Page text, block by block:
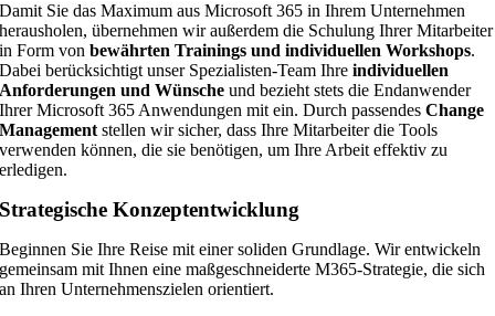
Damit Sie das Maximum aus Microsoft 365 in Ihrem Unternehmen
herausholen, übernehmen wir außerdem die Schulung Ihrer Mitarbeiter
in Form vonbewährten Trainings und individuellen Workshops.
Dabei berücksichtigt unser Spezialisten-Team Ihreindividuellen
Anforderungen und Wünsche und bezieht stets die Endanwender
Ihrer Microsoft 365 Anwendungen mit ein. Durch passendes Change
Management stellen wir sicher, dass Ihre Mitarbeiter die Tools
verwenden können, die sie benötigen, um Ihre Arbeit effektiv zu
erledigen.
Strategische Konzeptentwicklung
Beginnen Sie Ihre Reise mit einer soliden Grundlage. Wir entwickeln
gemeinsam mit Ihnen eine maßgeschneiderte M365-Strategie, die sich
an Ihren Unternehmenszielen orientiert.